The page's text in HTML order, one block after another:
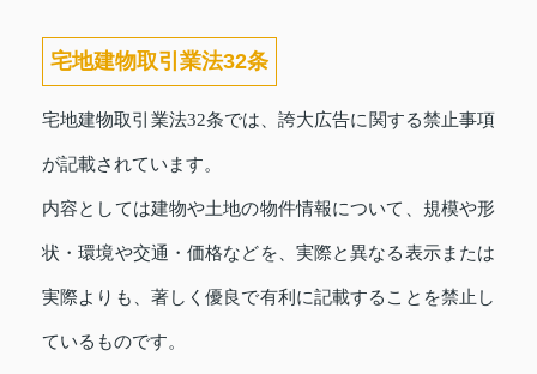
宅地建物取引業法32条
宅地建物取引業法32条では、誇大広告に関する禁止事項
が記載されています。
内容としては建物や土地の物件情報について、規模や形
状・環境や交通・価格などを、実際と異なる表示または
実際よりも、著しく優良で有利に記載することを禁止し
ているものです。